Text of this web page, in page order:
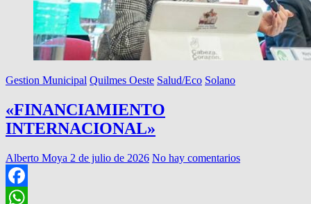
Gestion Municipal Quilmes Oeste Salud/Eco Solano
«FINANCIAMIENTO
INTERNACIONAL»
Alberto Moya 2 de julio de 2026 No hay comentarios
Facebook